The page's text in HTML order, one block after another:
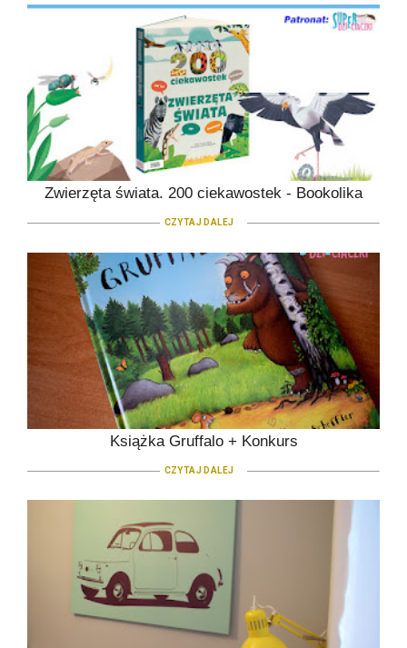
Zwierzęta świata. 200 ciekawostek - Bookolika
CZYTAJ DALEJ
Książka Gruffalo + Konkurs
CZYTAJ DALEJ